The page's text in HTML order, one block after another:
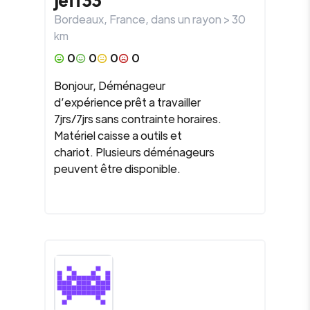
Bordeaux, France, dans un rayon >30
km
0
0 0
0
Bonjour, Déménageur
d’expérience prêt a travailler
7jrs/7jrs sans contrainte horaires.
Matériel caisse a outils et
chariot. Plusieurs déménageurs
peuvent être disponible.